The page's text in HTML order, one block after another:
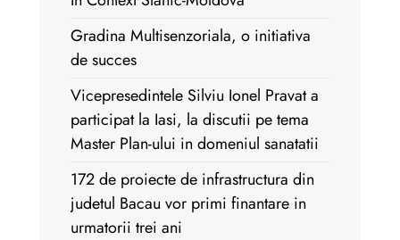
Gradina Multisenzoriala, o initiativa
de succes
Vicepresedintele Silviu Ionel Pravat a
participat la Iasi, la discutii pe tema
Master Plan-ului in domeniul sanatatii
172 de proiecte de infrastructura din
judetul Bacau vor primi finantare in
urmatorii trei ani